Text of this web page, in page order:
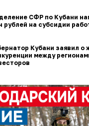
СФР по Кубани
рублей на субсидии
Кубани заявил о
между